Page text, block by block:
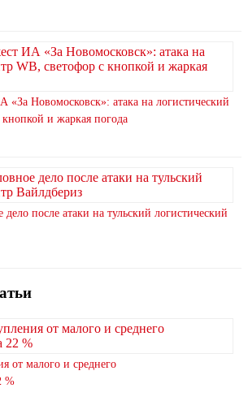
Новомосковск»: атака на логистический
и жаркая погода
после атаки на тульский логистический
от малого и среднего
%